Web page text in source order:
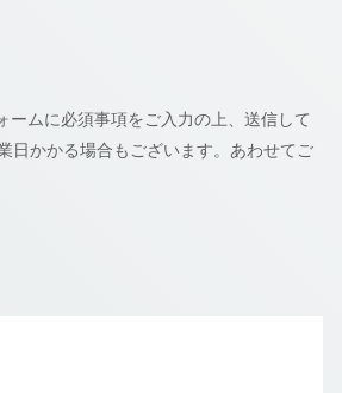
ームに必須事項をご入力の上、送信して
日かかる場合もございます。あわせてご